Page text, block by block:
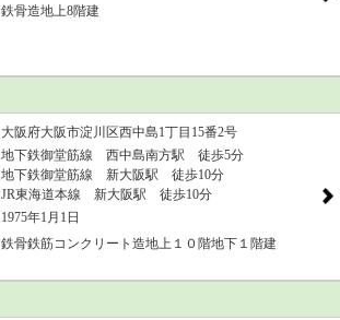
鉄骨造地上8階建
大阪府大阪市淀川区西中島1丁目15番2号
地下鉄御堂筋線 西中島南方駅 徒歩5分
地下鉄御堂筋線 新大阪駅 徒歩10分
JR東海道本線 新大阪駅 徒歩10分
1975年1月1日
鉄骨鉄筋コンクリート造地上１０階地下１階建